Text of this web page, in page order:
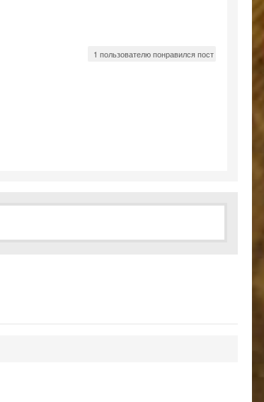
1 пользователю понравился пост